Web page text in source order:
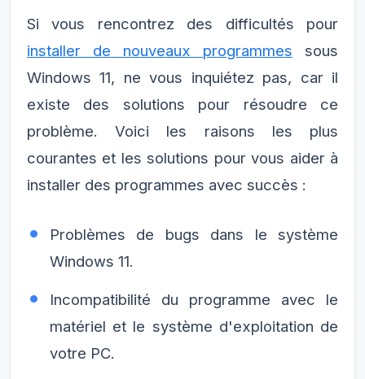
Si vous rencontrez des difficultés pour
installer de nouveaux programmes sous
Windows 11, ne vous inquiétez pas, car il
existe des solutions pour résoudre ce
problème. Voici les raisons les plus
courantes et les solutions pour vous aider à
installer des programmes avec succès :
Problèmes de bugs dans le système
Windows 11.
Incompatibilité du programme avec le
matériel et le système d'exploitation de
votre PC.